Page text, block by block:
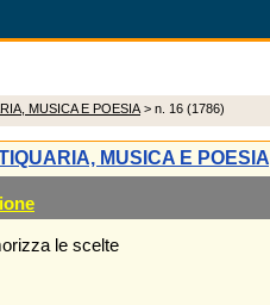
MUSICA E POESIA > n. 16 (1786)
MUSICA E POESIA
le scelte